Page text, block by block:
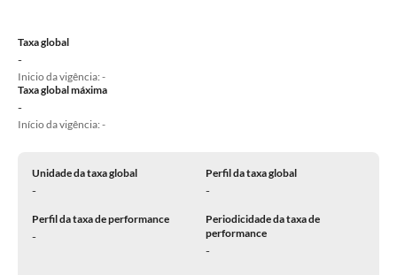
Taxa global
-
Inicio da vigência: -
Taxa global máxima
-
Início da vigência: -
Unidade da taxa global
-
Perfil da taxa global
-
Perfil da taxa de performance
-
Periodicidade da taxa de
performance
-